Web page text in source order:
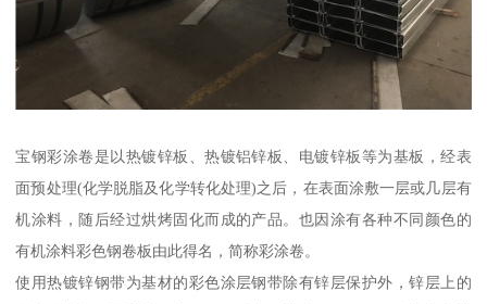
宝钢彩涂卷是以热镀锌板、热镀铝锌板、电镀锌板等为基板，经表
面预处理(化学脱脂及化学转化处理)之后，在表面涂敷一层或几层有
机涂料，随后经过烘烤固化而成的产品。也因涂有各种不同颜色的
有机涂料彩色钢卷板由此得名，简称彩涂卷。
使用热镀锌钢带为基材的彩色涂层钢带除有锌层保护外，锌层上的